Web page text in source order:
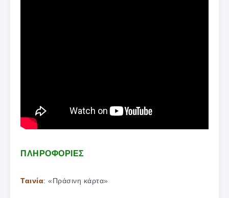
ΠΛΗΡΟΦΟΡΙΕΣ
Ταινία: «Πράσινη κάρτα»